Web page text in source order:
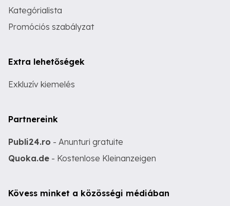
Kategórialista
Promóciós szabályzat
Extra lehetőségek
Exkluzív kiemelés
Partnereink
Publi24.ro - Anunturi gratuite
Quoka.de - Kostenlose Kleinanzeigen
Kövess minket a közösségi médiában